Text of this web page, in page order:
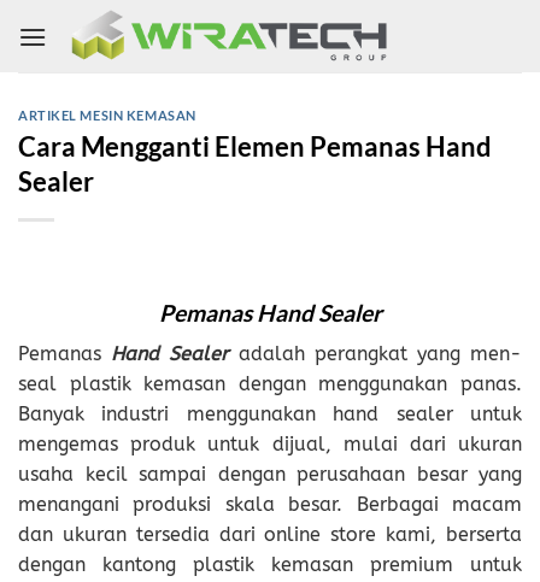
ARTIKEL MESIN KEMASAN
Cara Mengganti Elemen Pemanas Hand
Sealer
PemanasHand Sealer
Pemanas Hand Sealeradalah perangkat yang men-
seal plastik kemasan dengan menggunakan panas.
Banyak industri menggunakan hand sealer untuk
mengemas produk untuk dijual, mulai dari ukuran
usaha kecil sampai dengan perusahaan besar yang
menangani produksi skala besar. Berbagai macam
dan ukuran tersedia dari online store kami, berserta
dengan kantong plastik kemasan premium untuk